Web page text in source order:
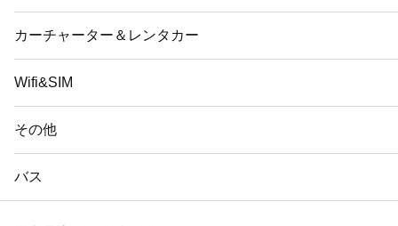
カーチャーター＆レンタカー
Wifi&SIM
その他
バス